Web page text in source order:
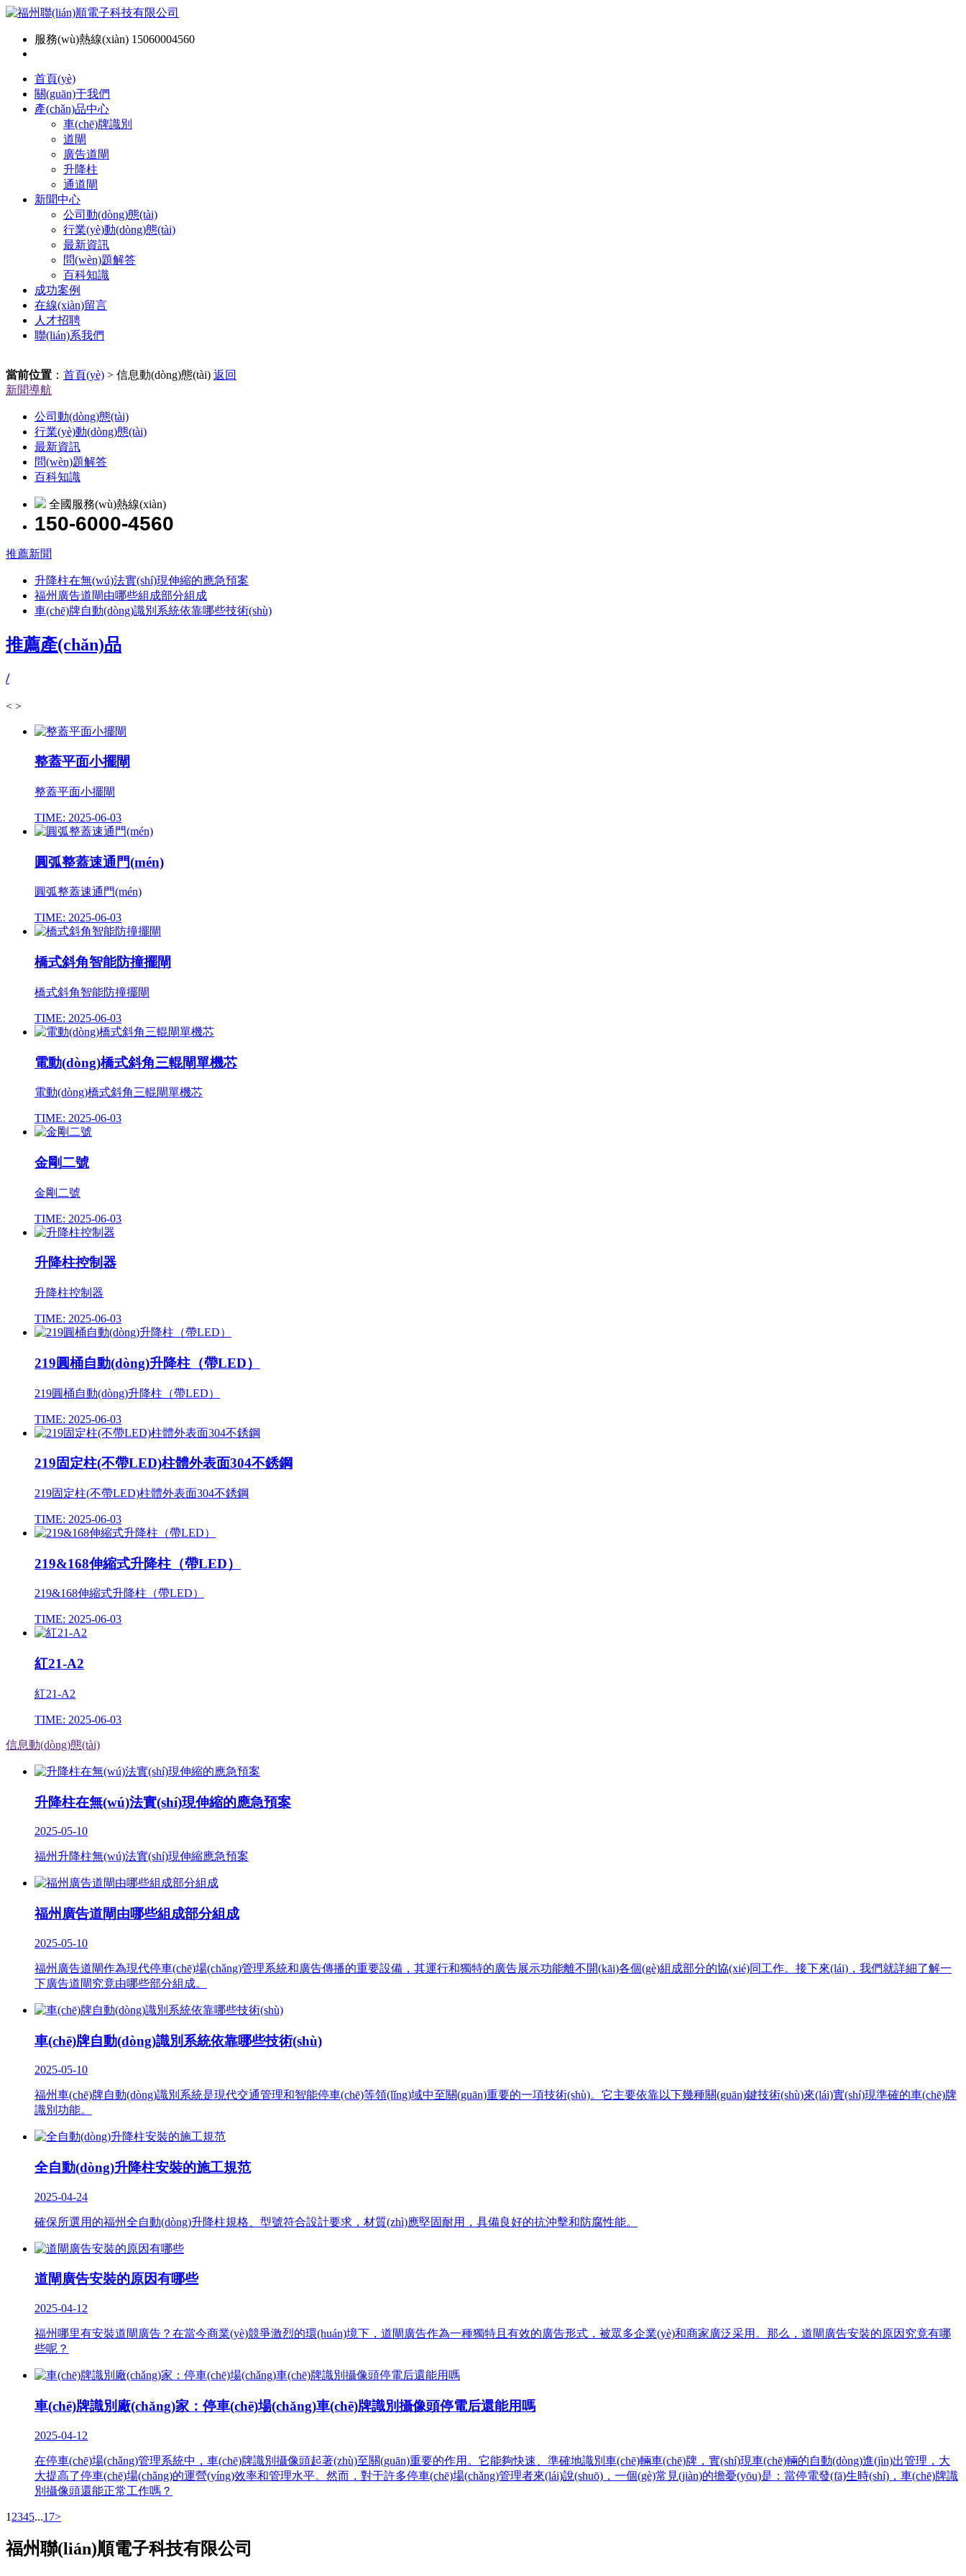
服務(wù)熱線(xiàn) 15060004560
首頁(yè)
關(guān)于我們
產(chǎn)品中心
車(chē)牌識別
道閘
廣告道閘
升降柱
通道閘
新聞中心
公司動(dòng)態(tài)
行業(yè)動(dòng)態(tài)
最新資訊
問(wèn)題解答
百科知識
成功案例
在線(xiàn)留言
人才招聘
聯(lián)系我們
當前位置 ： 首頁(yè) > 信息動(dòng)態(tài) 返回
新聞導航
公司動(dòng)態(tài)
行業(yè)動(dòng)態(tài)
最新資訊
問(wèn)題解答
百科知識
全國服務(wù)熱線(xiàn)
150-6000-4560
推薦新聞
升降柱在無(wú)法實(shí)現伸縮的應急預案
福州廣告道閘由哪些組成部分組成
車(chē)牌自動(dòng)識別系統依靠哪些技術(shù)
推薦產(chǎn)品
/
< >
整蓋平面小擺閘
整蓋平面小擺閘
TIME: 2025-06-03
圓弧整蓋速通門(mén)
圓弧整蓋速通門(mén)
TIME: 2025-06-03
橋式斜角智能防撞擺閘
橋式斜角智能防撞擺閘
TIME: 2025-06-03
電動(dòng)橋式斜角三輥閘單機芯
電動(dòng)橋式斜角三輥閘單機芯
TIME: 2025-06-03
金剛二號
金剛二號
TIME: 2025-06-03
升降柱控制器
升降柱控制器
TIME: 2025-06-03
219圓桶自動(dòng)升降柱（帶LED）
219圓桶自動(dòng)升降柱（帶LED）
TIME: 2025-06-03
219固定柱(不帶LED)柱體外表面304不銹鋼
219固定柱(不帶LED)柱體外表面304不銹鋼
TIME: 2025-06-03
219&168伸縮式升降柱（帶LED）
219&168伸縮式升降柱（帶LED）
TIME: 2025-06-03
紅21-A2
紅21-A2
TIME: 2025-06-03
信息動(dòng)態(tài)
升降柱在無(wú)法實(shí)現伸縮的應急預案
2025-05-10
福州升降柱無(wú)法實(shí)現伸縮應急預案
福州廣告道閘由哪些組成部分組成
2025-05-10
福州廣告道閘作為現代停車(chē)場(chǎng)管理系統和廣告傳播的重要設備，其運行和獨特的廣告展示功能離不開(kāi)各個(gè)組成部分的協(xié)同工作。接下來(lái)，我們就詳細了解一
下廣告道閘究竟由哪些部分組成。
車(chē)牌自動(dòng)識別系統依靠哪些技術(shù)
2025-05-10
福州車(chē)牌自動(dòng)識別系統是現代交通管理和智能停車(chē)等領(lǐng)域中至關(guān)重要的一項技術(shù)。它主要依靠以下幾種關(guān)鍵技術(shù)來(lái)實(shí)現準確的車(chē)牌
識別功能。
全自動(dòng)升降柱安裝的施工規范
2025-04-24
確保所選用的福州全自動(dòng)升降柱規格、型號符合設計要求，材質(zhì)應堅固耐用，具備良好的抗沖擊和防腐性能。
道閘廣告安裝的原因有哪些
2025-04-12
福州哪里有安裝道閘廣告？在當今商業(yè)競爭激烈的環(huán)境下，道閘廣告作為一種獨特且有效的廣告形式，被眾多企業(yè)和商家廣泛采用。那么，道閘廣告安裝的原因究竟有哪
些呢？
車(chē)牌識別廠(chǎng)家：停車(chē)場(chǎng)車(chē)牌識別攝像頭停電后還能用嗎
2025-04-12
在停車(chē)場(chǎng)管理系統中，車(chē)牌識別攝像頭起著(zhù)至關(guān)重要的作用。它能夠快速、準確地識別車(chē)輛車(chē)牌，實(shí)現車(chē)輛的自動(dòng)進(jìn)出管理，大
大提高了停車(chē)場(chǎng)的運營(yíng)效率和管理水平。然而，對于許多停車(chē)場(chǎng)管理者來(lái)說(shuō)，一個(gè)常見(jiàn)的擔憂(yōu)是：當停電發(fā)生時(shí)，車(chē)牌識
別攝像頭還能正常工作嗎？
1 2345...17>
福州聯(lián)順電子科技有限公司